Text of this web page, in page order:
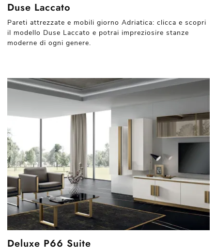
Duse Laccato
Pareti attrezzate e mobili giorno Adriatica: clicca e scopri
il modello Duse Laccato e potrai impreziosire stanze
moderne di ogni genere.
Deluxe P66 Suite